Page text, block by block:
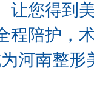
让您得到
程陪护，
河南整